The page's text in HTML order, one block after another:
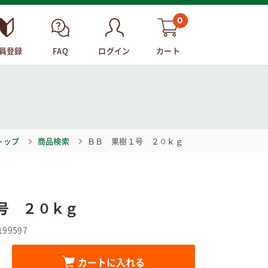
登録 FAQ ログイン
0
カート
ップ 商品検索 ＢＢ 果樹１号 ２０ｋｇ
２０ｋｇ
カートに入れる